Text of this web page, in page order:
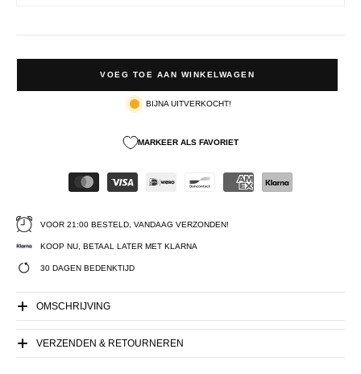
VOEG TOE AAN WINKELWAGEN
BIJNA UITVERKOCHT!
MARKEER ALS FAVORIET
VOOR 21:00 BESTELD, VANDAAG VERZONDEN!
KOOP NU, BETAAL LATER MET KLARNA
30 DAGEN BEDENKTIJD
OMSCHRIJVING
VERZENDEN & RETOURNEREN